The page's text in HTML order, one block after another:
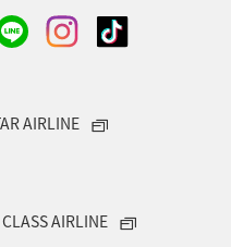
AIRLINE
AIRLINE